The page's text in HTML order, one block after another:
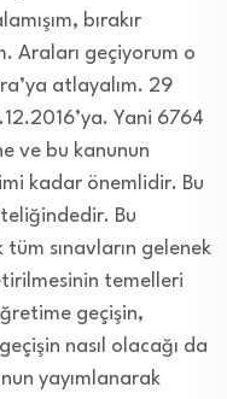
bırakır
Araları geçiyorum o
atlayalım. 29
Yani 6764
ve bu kanunun
kadar önemlidir. Bu
Bu
sınavların gelenek
temelleri
geçişin,
nasıl olacağı da
yayımlanarak